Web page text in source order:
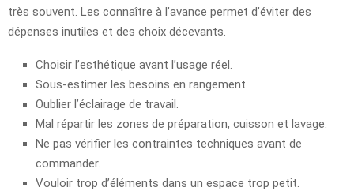
très souvent. Les connaître à l’avance permet d’éviter des
dépenses inutiles et des choix décevants.
Choisir l’esthétique avant l’usage réel.
Sous-estimer les besoins en rangement.
Oublier l’éclairage de travail.
Mal répartir les zones de préparation, cuisson et lavage.
Ne pas vérifier les contraintes techniques avant de
commander.
Vouloir trop d’éléments dans un espace trop petit.